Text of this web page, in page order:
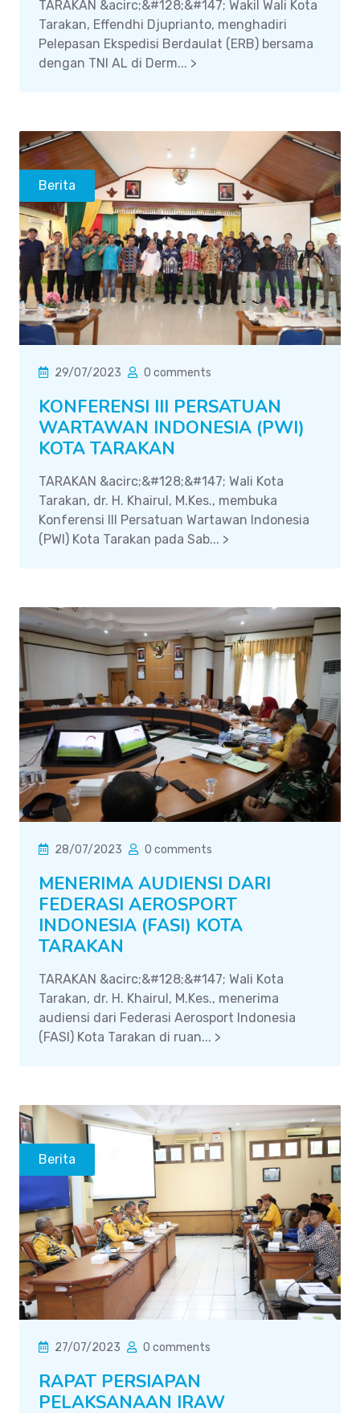
TARAKAN &acirc;&#128;&#147; Wakil Wali Kota
Tarakan, Effendhi Djuprianto, menghadiri
Pelepasan Ekspedisi Berdaulat (ERB) bersama
dengan TNI AL di Derm... >
Berita
29/07/2023 0 comments
KONFERENSI III PERSATUAN
WARTAWAN INDONESIA (PWI)
KOTA TARAKAN
TARAKAN &acirc;&#128;&#147; Wali Kota
Tarakan, dr. H. Khairul, M.Kes., membuka
Konferensi III Persatuan Wartawan Indonesia
(PWI) Kota Tarakan pada Sab... >
28/07/2023 0 comments
MENERIMA AUDIENSI DARI
FEDERASI AEROSPORT
INDONESIA (FASI) KOTA
TARAKAN
TARAKAN &acirc;&#128;&#147; Wali Kota
Tarakan, dr. H. Khairul, M.Kes., menerima
audiensi dari Federasi Aerosport Indonesia
(FASI) Kota Tarakan di ruan... >
Berita
27/07/2023 0 comments
RAPAT PERSIAPAN
PELAKSANAAN IRAW